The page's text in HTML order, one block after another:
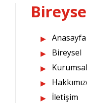
Anasayfa
Bireysel
Kurumsal
İletişim